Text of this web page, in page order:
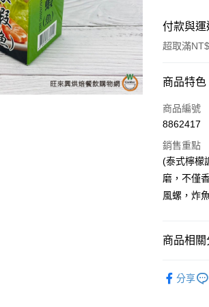
付款與
超取滿
付款方式
信用卡一
LINE Pay
Apple Pay
悠遊付
AFTEE先
商品特色
商品編號
8862417
銷售重點
(泰式檸檬
磨，不僅
風螺，炸
商品相關
分享